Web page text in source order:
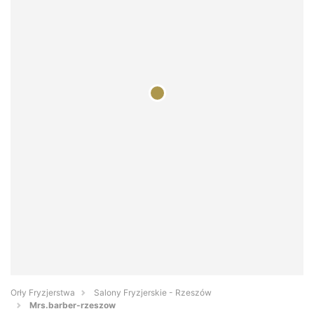
Orły Fryzjerstwa
Salony Fryzjerskie - Rzeszów
Mrs.barber-rzeszow